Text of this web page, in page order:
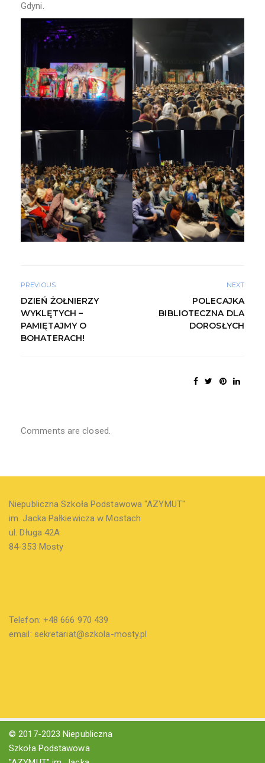
Gdyni.
PREVIOUS
DZIEŃ ŻOŁNIERZY
WYKLĘTYCH –
PAMIĘTAJMY O
BOHATERACH!
NEXT
POLECAJKA
BIBLIOTECZNA DLA
DOROSŁYCH
Comments are closed.
Niepubliczna Szkoła Podstawowa "AZYMUT"
im. Jacka Pałkiewicza w Mostach
ul. Długa 42A
84-353 Mosty
Telefon: +48 666 970 439
email: sekretariat@szkola-mosty.pl
© 2017-2023 Niepubliczna
Szkoła Podstawowa